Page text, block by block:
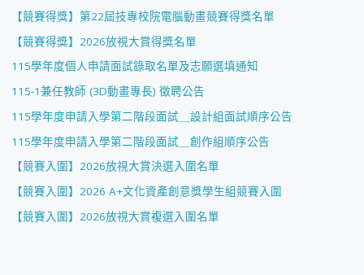
【競賽得獎】第22屆技專校院電腦動畫競賽得獎名單
【競賽得獎】2026放視大賞得獎名單
115學年度個人申請面試錄取名單及志願選填通知
115-1兼任教師 (3D動畫專長) 徵聘公告
115學年度申請入學第二階段面試＿設計組面試順序公告
115學年度申請入學第二階段面試＿創作組順序公告
【競賽入圍】2026放視大賞決選入圍名單
【競賽入圍】2026 A+文化資產創意獎學生組競賽入圍
【競賽入圍】2026放視大賞複選入圍名單